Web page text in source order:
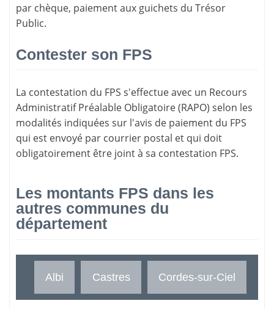
par chèque, paiement aux guichets du Trésor
Public.
Contester son FPS
La contestation du FPS s'effectue avec un Recours
Administratif Préalable Obligatoire (RAPO) selon les
modalités indiquées sur l'avis de paiement du FPS
qui est envoyé par courrier postal et qui doit
obligatoirement être joint à sa contestation FPS.
Les montants FPS dans les
autres communes du
département
Albi Castres Cordes-sur-Ciel